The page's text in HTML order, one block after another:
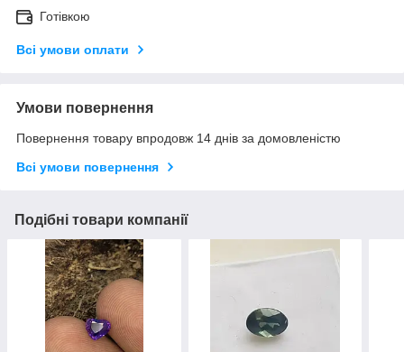
Готівкою
Всі умови оплати
Умови повернення
Повернення товару впродовж 14 днів за домовленістю
Всі умови повернення
Подібні товари компанії